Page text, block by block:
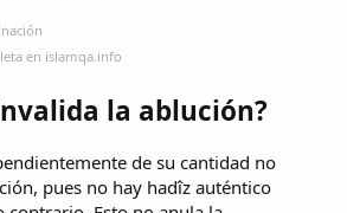
en islamqa.info
la ablución?
de su cantidad no
pues no hay hadîz auténtico